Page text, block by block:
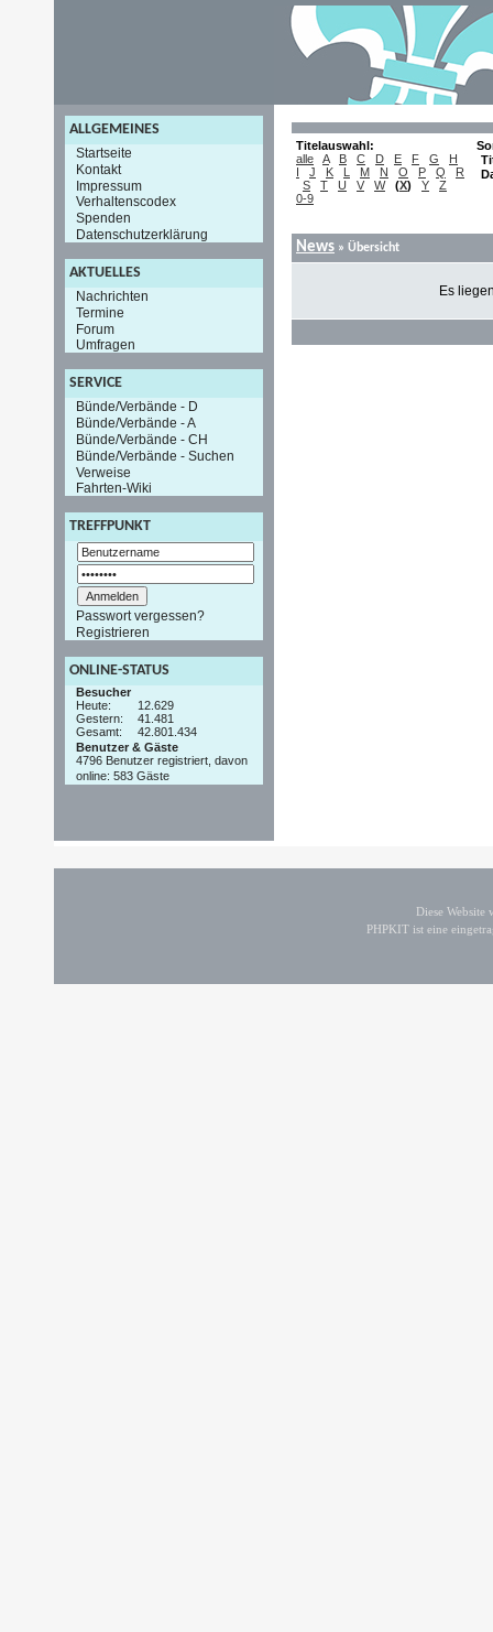
ALLGEMEINES
Startseite
Kontakt
Impressum
Verhaltenscodex
Spenden
Datenschutzerklärung
AKTUELLES
Nachrichten
Termine
Forum
Umfragen
SERVICE
Bünde/Verbände - D
Bünde/Verbände - A
Bünde/Verbände - CH
Bünde/Verbände - Suchen
Verweise
Fahrten-Wiki
TREFFPUNKT
Passwort vergessen?
Registrieren
ONLINE-STATUS
Besucher
Heute:
12.629
Gestern:
41.481
Gesamt:
42.801.434
Benutzer & Gäste
4796 Benutzer registriert, davon
online: 583 Gäste
Titelauswahl:
alle
A B C D E F G
H
I
J K L M N O P Q
R
S
T U V W (X) Y
Z
0-9
News » Übersicht
Es
Diese
PHPKIT ist eine